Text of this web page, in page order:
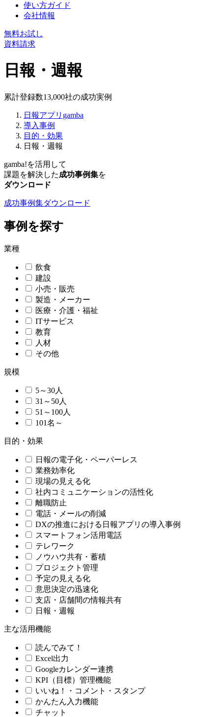
使い方ガイド
会社情報
無料お試し
資料請求
日報・週報
累計登録数13,000社の成功実例
日報アプリgamba
導入事例
目的・効果
日報・週報
gamba!を活用して
課題を解決した成功事例集を
ダウンロード
成功事例集ダウンロード
事例を探す
業種
飲食
建設
小売・販売
製造・メーカー
医療・介護・福祉
ITサービス
教育
人材
その他
規模
5～30人
31～50人
51～100人
101名～
目的・効果
日報の電子化・ペーパーレス
業務効率化
現場の見える化
社内コミュニケーションの活性化
離職防止
電話・メールの削減
DXの推進における日報アプリの導入事例
スマートフォン活用電話
テレワーク
ノウハウ共有・蓄積
プロジェクト管理
予定の見える化
意思決定の迅速化
支店・店舗間の情報共有
日報・週報
主な活用機能
読んでみて！
Excel出力
Googleカレンダー連携
KPI（目標）管理機能
いいね！・コメント・スタンプ
かんたん入力機能
チャット